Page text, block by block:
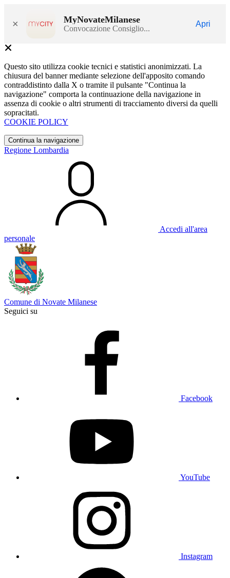
× MyNovateMilanese
Convocazione Consiglio...
Apri
Questo sito utilizza cookie tecnici e statistici anonimizzati. La
chiusura del banner mediante selezione dell'apposito comando
contraddistinto dalla X o tramite il pulsante "Continua la
navigazione" comporta la continuazione della navigazione in
assenza di cookie o altri strumenti di tracciamento diversi da quelli
sopracitati.
COOKIE POLICY
Continua la navigazione
Regione Lombardia
Accedi all'area
personale
Comune di Novate Milanese
Seguici su
Facebook
YouTube
Instagram